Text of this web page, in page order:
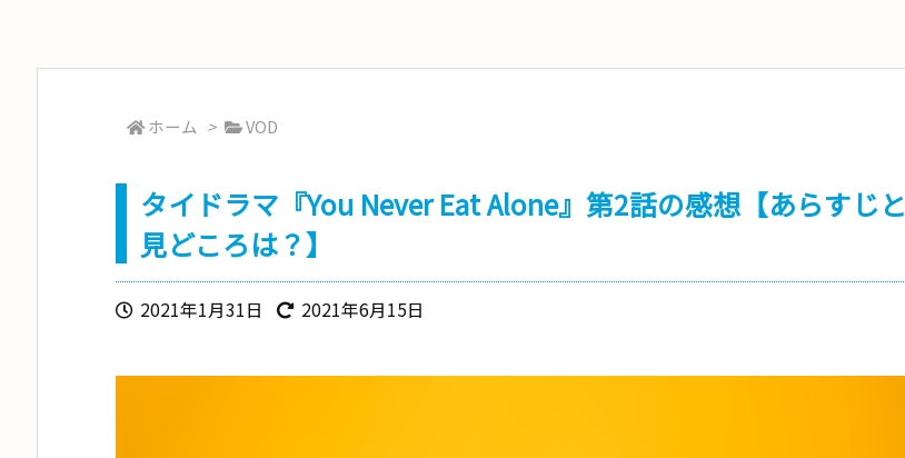
ホーム > VOD
タイドラマ『You Never Eat Alone』第2話の感想【あらすじと
見どころは？】
2021年1月31日 2021年6月15日